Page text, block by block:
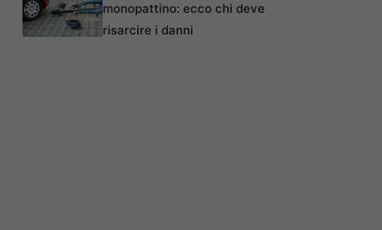
monopattino: ecco chi deve
risarcire i danni